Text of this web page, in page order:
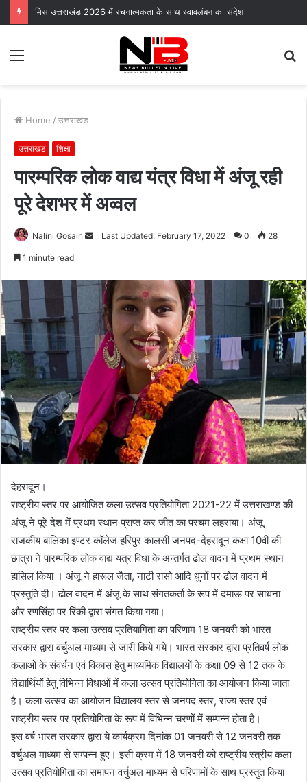
मिस उत्तराखंड 2026 में रचनात्मकता के साथ स्वावलंबन का संदेश
Menu
Home / उत्तराखंड
उत्तराखंड शिक्षा
पारम्परिक लोक वाद्य यंत्र विधा में अंजू रही
पूरे देशभर में अव्वल
Nalini Gosain
SendLast Updated: February 17, 2022 0 28
1 minute read
देहरादून।
राष्ट्रीय स्तर पर आयोजित कला उत्सव प्रतियोगिता 2021-22 में उत्तराखण्ड की
अंजू ने पूरे देश में प्रथम स्थान प्राप्त कर जीत का परचम लहराया। अंजू,
राजकीय बालिका इण्टर कॉलेज हरिपुर कालसी जनपद-देहरादून कक्षा 10वीं की
छात्रा ने पारम्परिक लोक वाद्य यंत्र विधा के अन्तर्गत ढोल वादन में प्रथम स्थान
हासिल किया । अंजू ने हारूल जैता, नाटी रासो आदि धुनों पर ढोल वादन में
प्रस्तुति दी। ढोल वादन में अंजू के साथ संगतकर्ता के रूप में दमाऊ पर साधना
और रणसिंहा पर रिंकी द्वारा संगत किया गया।
राष्ट्रीय स्तर पर कला उत्सव प्रतियागिता का परिणाम 18 जनवरी को भारत
सरकार द्वारा वर्चुअल माध्यम से जारी किये गये। भारत सरकार द्वारा प्रतिवर्ष लोक
कलाओं के संवर्धन एवं विकास हेतु माध्यमिक विद्यालयों के कक्षा 09 से 12 तक के
विद्यार्थियों हेतु विभिन्न विधाओं में कला उत्सव प्रतियोगिता का आयोजन किया जाता
है। कला उत्सव का आयोजन विद्यालय स्तर से जनपद स्तर, राज्य स्तर एवं
राष्ट्रीय स्तर पर प्रतियोगिता के रूप में विभिन्न चरणों में सम्पन्न होता है।
इस वर्ष भारत सरकार द्वारा ये कार्यक्रम दिनांक 01 जनवरी से 12 जनवरी तक
वर्चुअल माध्यम से सम्पन्न हुए। इसी क्रम में 18 जनवरी को राष्ट्रीय स्त्रीय कला
उत्सव प्रतियोगिता का समापन वर्चुअल माध्यम से परिणामों के साथ प्रस्तुत किया